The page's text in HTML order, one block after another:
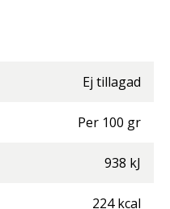
Ej tillagad
Per 100 gr
938 kJ
224 kcal